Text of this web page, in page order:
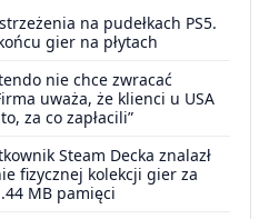
na pudełkach PS5.
gier na płytach
nie chce zwracać
uważa, że klienci u USA
za co zapłacili”
Steam Decka znalazł
fizycznej kolekcji gier za
MB pamięci